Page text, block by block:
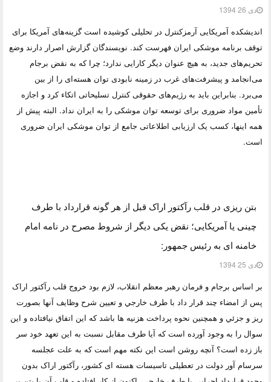
دی 26 1394
اندیشکده آمریکایی آرمزکنترل در تحلیلی کوشیده است گزینه‌های آمریکا برای
توقف برنامه موشکی ایران فهرست کند. نویسندگان گزارش اصرار دارند وضع
تحریم‌های جدید، به هیچ عنوان دیگر کارایی ندارد؛ چرا که به نقض برجام
می‌انجامد و پیشرفت‌های غرب در زمینه نابودی توان هسته‌ای را از بین
می‌برد. بنابراین باید به رژیم‌های حقوقی کنترل تسلیحاتی اتکاء کرد و اجازه
تأمین مواد ضروری برای توسعه توان موشکی را به ایران نداد. البته پیش از
همه اینها، کسب یک ارزیابی اطلاعاتی جامع از توان موشکی ایران ضروری
است.
بتن ریزی در قلب رآکتور اراک قبل از هر گونه قرارداد با طرف
چینی یا آمریکایی؛ نقض یکی دیگر از شروط مصرح در نامه امام
خامنه ای به رئیس جمهور:
دی 25 1394
بر اساس برجام و فرمان رهبر معظم انقلاب، لازم بود خروج قلب رآکتور اراک
پس از امضاء چند قرار داد با طرف خارجي و تعيين شرح وظايف آنها بصورت
ريز و جزئي و همچنین نحوه پرداخت هزنیه ها باشد که اين اتفاق نيافتاده و اين
سوال را به وجود آورده است که آيا طرف مقابل نسبت به اين تعهد خود سر
باز زده است؟ آنچه روشن است این نکته مهم است که به علت عجلسه
سرسام آور دولت در تعطیلی تاسیسات هسته ای کشور، رآکتور اراک بدون